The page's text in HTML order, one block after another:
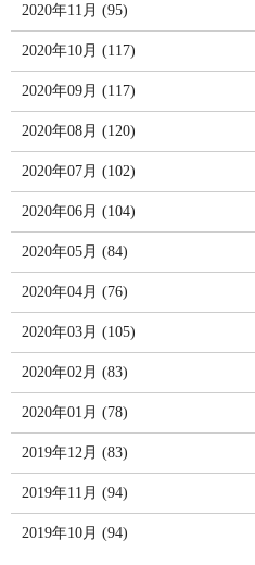
2020年11月 (95)
2020年10月 (117)
2020年09月 (117)
2020年08月 (120)
2020年07月 (102)
2020年06月 (104)
2020年05月 (84)
2020年04月 (76)
2020年03月 (105)
2020年02月 (83)
2020年01月 (78)
2019年12月 (83)
2019年11月 (94)
2019年10月 (94)